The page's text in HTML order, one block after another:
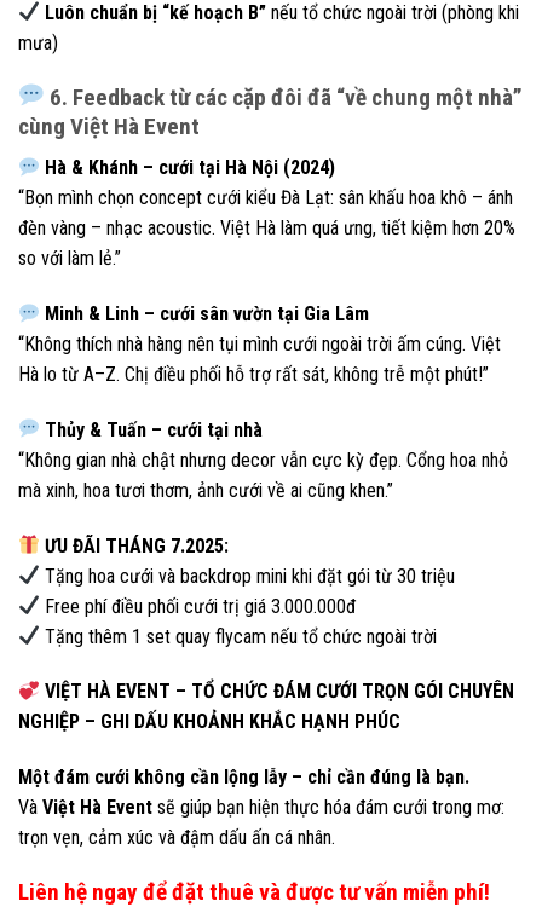
Luôn chuẩn bị “kế hoạch B” nếu tổ chức ngoài trời (phòng khi
mưa)
6. Feedback từ các cặp đôi đã “về chung một nhà”
cùng Việt Hà Event
Hà & Khánh – cưới tại Hà Nội (2024)
“Bọn mình chọn concept cưới kiểu Đà Lạt: sân khấu hoa khô – ánh
đèn vàng – nhạc acoustic. Việt Hà làm quá ưng, tiết kiệm hơn 20%
so với làm lẻ.”
Minh & Linh – cưới sân vườn tại Gia Lâm
“Không thích nhà hàng nên tụi mình cưới ngoài trời ấm cúng. Việt
Hà lo từ A–Z. Chị điều phối hỗ trợ rất sát, không trễ một phút!”
Thủy & Tuấn – cưới tại nhà
“Không gian nhà chật nhưng decor vẫn cực kỳ đẹp. Cổng hoa nhỏ
mà xinh, hoa tươi thơm, ảnh cưới về ai cũng khen.”
ƯU ĐÃI THÁNG 7.2025:
Tặng hoa cưới và backdrop mini khi đặt gói từ 30 triệu
Free phí điều phối cưới trị giá 3.000.000đ
Tặng thêm 1 set quay flycam nếu tổ chức ngoài trời
VIỆT HÀ EVENT – TỔ CHỨC ĐÁM CƯỚI TRỌN GÓI CHUYÊN
NGHIỆP – GHI DẤU KHOẢNH KHẮC HẠNH PHÚC
Một đám cưới không cần lộng lẫy – chỉ cần đúng là bạn.
Và Việt Hà Event sẽ giúp bạn hiện thực hóa đám cưới trong mơ:
trọn vẹn, cảm xúc và đậm dấu ấn cá nhân.
Liên hệ ngay để đặt thuê và được tư vấn miễn phí!